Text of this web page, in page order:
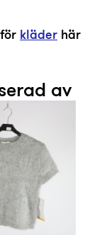
kläder här
av